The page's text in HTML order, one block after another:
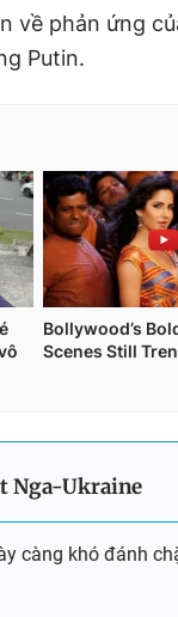
về phản ứng
Putin.
Nga-Ukraine
càng khó đánh